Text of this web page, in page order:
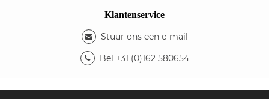
Klantenservice
Stuur ons een e-mail
Bel +31 (0)162 580654